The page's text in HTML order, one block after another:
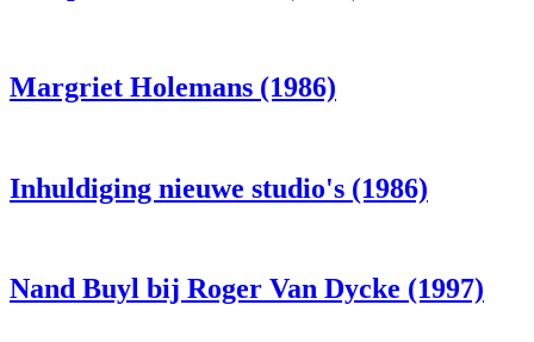
Margriet Holemans (1986)
Inhuldiging nieuwe studio's (1986)
Nand Buyl bij Roger Van Dycke (1997)